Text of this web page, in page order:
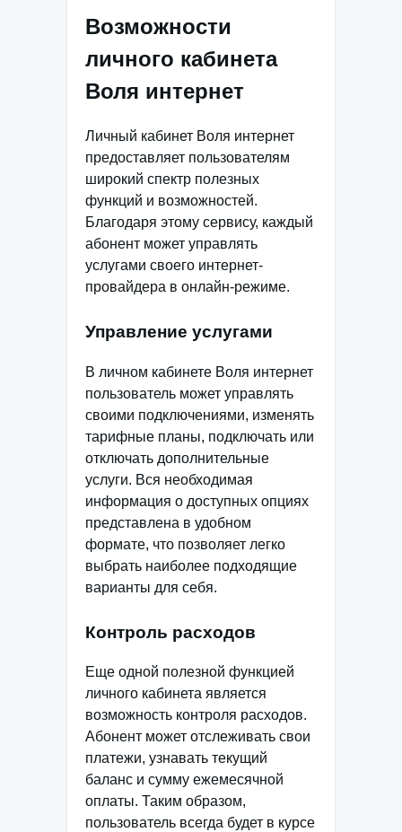
Возможности
личного кабинета
Воля интернет
Личный кабинет Воля интернет
предоставляет пользователям
широкий спектр полезных
функций и возможностей.
Благодаря этому сервису, каждый
абонент может управлять
услугами своего интернет-
провайдера в онлайн-режиме.
Управление услугами
В личном кабинете Воля интернет
пользователь может управлять
своими подключениями, изменять
тарифные планы, подключать или
отключать дополнительные
услуги. Вся необходимая
информация о доступных опциях
представлена в удобном
формате, что позволяет легко
выбрать наиболее подходящие
варианты для себя.
Контроль расходов
Еще одной полезной функцией
личного кабинета является
возможность контроля расходов.
Абонент может отслеживать свои
платежи, узнавать текущий
баланс и сумму ежемесячной
оплаты. Таким образом,
пользователь всегда будет в курсе